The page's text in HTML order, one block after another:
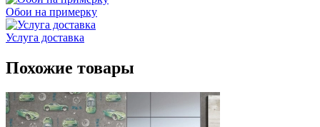
Обои на примерку
Услуга доставка
Похожие товары